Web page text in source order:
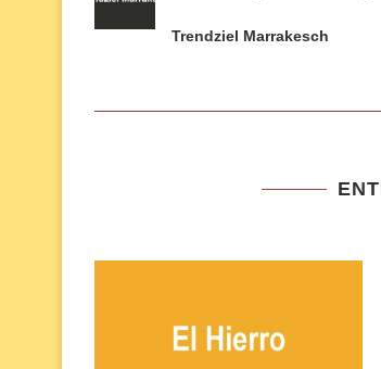
Trendziel Marrakesch